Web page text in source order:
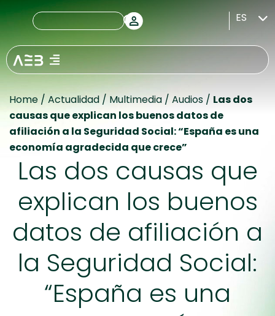
ES
Home/ Actualidad / Multimedia / Audios / Las dos
causas que explican los buenos datos de
afiliación a la Seguridad Social: “España es una
economía agradecida que crece”
Las dos causas que
explican los buenos
datos de afiliación a
la Seguridad Social:
“España es una